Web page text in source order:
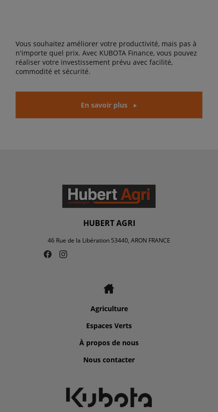
Vous souhaitez améliorer votre productivité, mais pas à
n'importe quel prix. Avec KUBOTA Finance, vous pouvez
réaliser votre investissement prévu avec facilité,
commodité et sécurité.
En savoir plus
HUBERT AGRI
46 Rue de la Libération 53440, ARON FRANCE
Agriculture
Espaces Verts
À propos de nous
Nous contacter